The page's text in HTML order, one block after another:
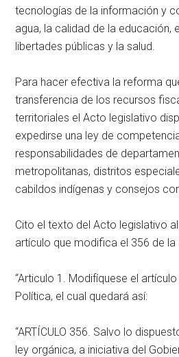
tecnologías de la información y
agua, la calidad de la educación,
libertades públicas y la salud.
Para hacer efectiva la reforma
transferencia de los recursos
territoriales el Acto legislativo
expedirse una ley de
responsabilidades de
metropolitanas, distritos
cabildos indígenas y consejos
Cito el texto del Acto legislativo
artículo que modifica el 356 de la
“Articulo 1. Modifíquese el
Política, el cual quedará así:
“ARTÍCULO 356. Salvo lo
ley orgánica, a iniciativa del